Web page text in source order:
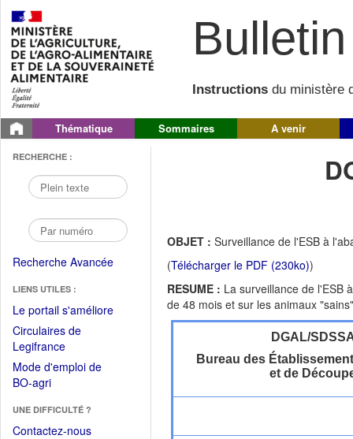
Instructions du ministère
Thématique Sommaires A venir
RECHERCHE :
Recherche Avancée
LIENS UTILES :
Le portail s'améliore(Fichier
Circulaires de
Legifrance(Ouvrir
dans
une
fenêtre)
Mode d'emploi de
BO-agri(Ouvrir
une
nouvelle
UNE DIFFICULTÉ ?
Contactez-nous
OBJET : Surveillance de l'ESB à
(Télécharger le PDF (230ko))
RESUME : La surveillance de l'ESB
de 48 mois et sur les animaux
DGAL/
Bureau des
et de